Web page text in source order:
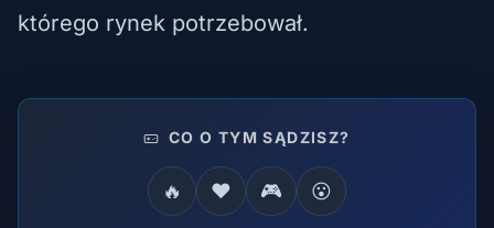
którego rynek potrzebował.
CO O TYM SĄDZISZ?
🔥 ❤️ 🎮 😮